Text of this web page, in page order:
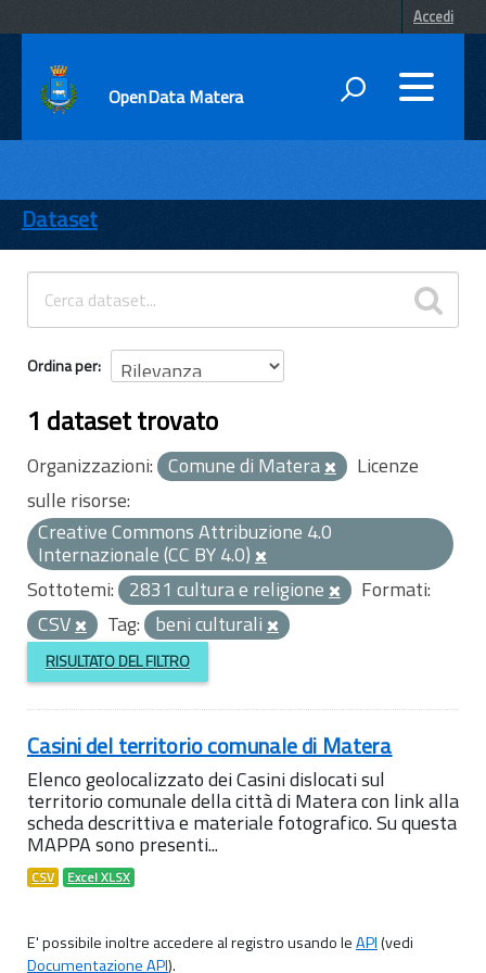
Accedi
OpenData Matera
ENTI
TEMI
INFORMAZIONI
Dataset
Ordina per
1 dataset trovato
Organizzazioni: Comune di Matera
Licenze
sulle risorse:
Creative Commons Attribuzione 4.0
Internazionale (CC BY 4.0)
Sottotemi: 2831 cultura e religione
Formati:
CSV
Tag: beni culturali
RISULTATO DEL FILTRO
Casini del territorio comunale di Matera
Elenco geolocalizzato dei Casini dislocati sul
territorio comunale della città di Matera con link alla
scheda descrittiva e materiale fotografico. Su questa
MAPPA sono presenti...
CSV Excel XLSX
E' possibile inoltre accedere al registro usando leAPI(vedi
Documentazione API).